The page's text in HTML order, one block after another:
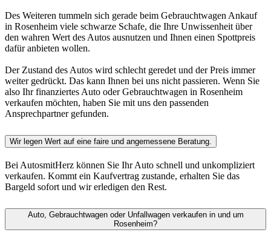
Des Weiteren tummeln sich gerade beim Gebrauchtwagen Ankauf
in Rosenheim viele schwarze Schafe, die Ihre Unwissenheit über
den wahren Wert des Autos ausnutzen und Ihnen einen Spottpreis
dafür anbieten wollen.
Der Zustand des Autos wird schlecht geredet und der Preis immer
weiter gedrückt. Das kann Ihnen bei uns nicht passieren. Wenn Sie
also Ihr finanziertes Auto oder Gebrauchtwagen in Rosenheim
verkaufen möchten, haben Sie mit uns den passenden
Ansprechpartner gefunden.
Wir legen Wert auf eine faire und angemessene Beratung.
Bei AutosmitHerz können Sie Ihr Auto schnell und unkompliziert
verkaufen. Kommt ein Kaufvertrag zustande, erhalten Sie das
Bargeld sofort und wir erledigen den Rest.
Auto, Gebrauchtwagen oder Unfallwagen verkaufen in und um
Rosenheim?